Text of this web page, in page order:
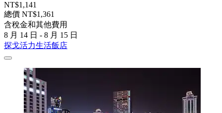
NT$1,141
總價 NT$1,361
含稅金和其他費用
8 月 14 日 - 8 月 15 日
探戈活力生活飯店